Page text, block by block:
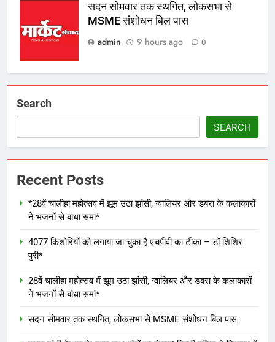
सदन सोमवार तक स्थगित, लोकसभा से
MSME संशोधन बिल पास
admin
9 hours ago 0
Search
SEARCH
Recent Posts
*28वें चालीहा महोत्सव में झूम उठा झांसी, ग्वालियर और डबरा के कलाकारों
ने भजनों से बांधा समां*
4077 किशोरियों को लगाया जा चुका है एचपीवी का टीका – डॉ शिशिर
पुरी*
28वें चालीहा महोत्सव में झूम उठा झांसी, ग्वालियर और डबरा के कलाकारों
ने भजनों से बांधा समां*
सदन सोमवार तक स्थगित, लोकसभा से MSME संशोधन बिल पास